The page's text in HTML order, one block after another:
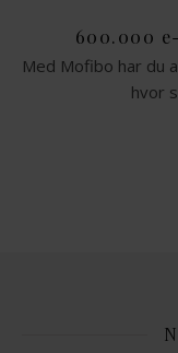
600.000
Med Mofibo har du
hvor